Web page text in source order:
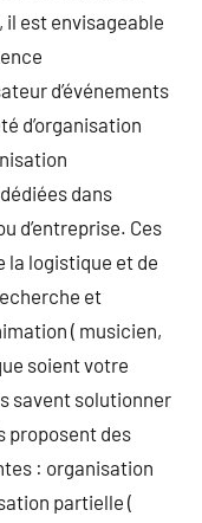
il est envisageable
d’événements
d’organisation
dans
d’entreprise. Ces
la logistique et de
et
( musicien,
soient votre
savent solutionner
proposent des
: organisation
partielle (